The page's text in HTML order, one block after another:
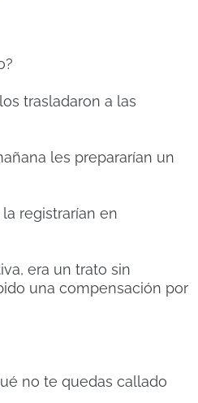
trasladaron a las
les prepararían un
registrarían en
era un trato sin
una compensación por
no te quedas callado